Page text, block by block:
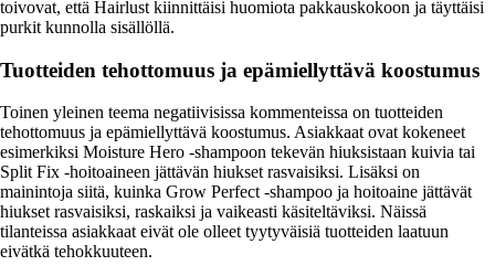
toivovat, että Hairlust kiinnittäisi huomiota pakkauskokoon ja täyttäisi
purkit kunnolla sisällöllä.
Tuotteiden tehottomuus ja epämiellyttävä koostumus
Toinen yleinen teema negatiivisissa kommenteissa on tuotteiden
tehottomuus ja epämiellyttävä koostumus. Asiakkaat ovat kokeneet
esimerkiksi Moisture Hero -shampoon tekevän hiuksistaan kuivia tai
Split Fix -hoitoaineen jättävän hiukset rasvaisiksi. Lisäksi on
mainintoja siitä, kuinka Grow Perfect -shampoo ja hoitoaine jättävät
hiukset rasvaisiksi, raskaiksi ja vaikeasti käsiteltäviksi. Näissä
tilanteissa asiakkaat eivät ole olleet tyytyväisiä tuotteiden laatuun
eivätkä tehokkuuteen.